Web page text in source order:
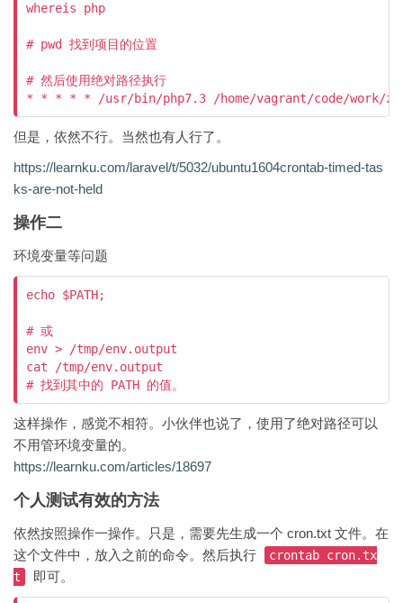
whereis php
# pwd 找到项目的位置
# 然后使用绝对路径执行
但是，依然不行。当然也有人行了。
https://learnku.com/laravel/t/5032/ubuntu1604crontab-timed-tas
ks-are-not-held
操作二
环境变量等问题
echo $PATH;
# 或
env > /tmp/env.output
cat /tmp/env.output
这样操作，感觉不相符。小伙伴也说了，使用了绝对路径可以
不用管环境变量的。
https://learnku.com/articles/18697
个人测试有效的方法
依然按照操作一操作。只是，需要先生成一个 cron.txt 文件。在
这个文件中，放入之前的命令。然后执行
crontab cron.tx
t
即可。